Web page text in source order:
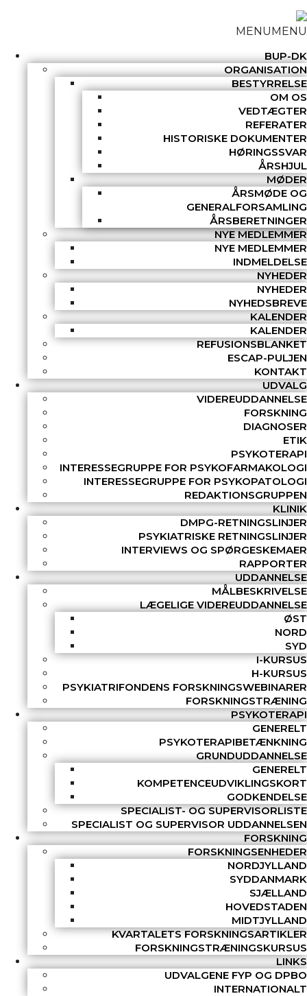
MENUMENU
BUP-DK
ORGANISATION
BESTYRRELSE
OM OS
VEDTÆGTER
REFERATER
HISTORISKE DOKUMENTER
HØRINGSSVAR
ÅRSHJUL
MØDER
ÅRSMØDE OG
GENERALFORSAMLING
ÅRSBERETNINGER
NYE MEDLEMMER
NYE MEDLEMMER
INDMELDELSE
NYHEDER
NYHEDER
NYHEDSBREVE
KALENDER
KALENDER
REFUSIONSBLANKET
ESCAP-PULJEN
KONTAKT
UDVALG
VIDEREUDDANNELSE
FORSKNING
DIAGNOSER
ETIK
PSYKOTERAPI
INTERESSEGRUPPE FOR PSYKOFARMAKOLOGI
INTERESSEGRUPPE FOR PSYKOPATOLOGI
REDAKTIONSGRUPPEN
KLINIK
DMPG-RETNINGSLINJER
PSYKIATRISKE RETNINGSLINJER
INTERVIEWS OG SPØRGESKEMAER
RAPPORTER
UDDANNELSE
MÅLBESKRIVELSE
LÆGELIGE VIDEREUDDANNELSE
ØST
NORD
SYD
I-KURSUS
H-KURSUS
PSYKIATRIFONDENS FORSKNINGSWEBINARER
FORSKNINGSTRÆNING
PSYKOTERAPI
GENERELT
PSYKOTERAPIBETÆNKNING
GRUNDUDDANNELSE
GENERELT
KOMPETENCEUDVIKLINGSKORT
GODKENDELSE
SPECIALIST- OG SUPERVISORLISTE
SPECIALIST OG SUPERVISOR UDDANNELSEN
FORSKNING
FORSKNINGSENHEDER
NORDJYLLAND
SYDDANMARK
SJÆLLAND
HOVEDSTADEN
MIDTJYLLAND
KVARTALETS FORSKNINGSARTIKLER
FORSKNINGSTRÆNINGSKURSUS
LINKS
UDVALGENE FYP OG DPBO
INTERNATIONALT